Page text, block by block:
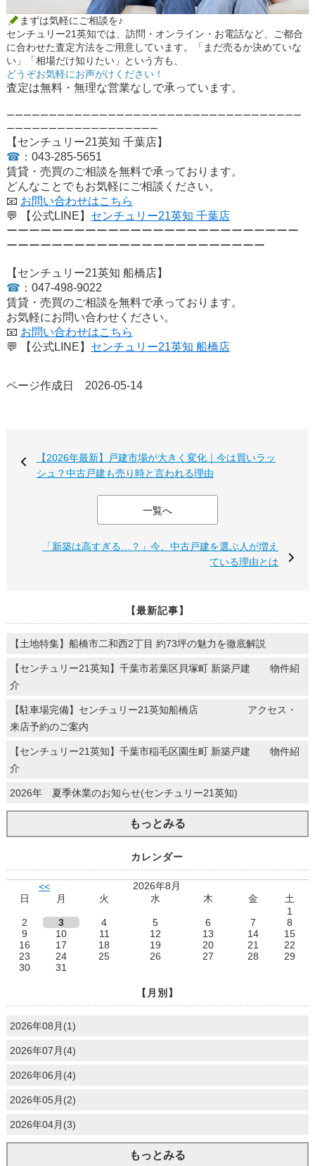
まずは気軽にご相談を♪
センチュリー21英知では、訪問・オンライン・お電話など、ご都合
に合わせた査定方法をご用意しています。「まだ売るか決めていな
い」「相場だけ知りたい」という方も、
どうぞお気軽にお声がけください！
査定は無料・無理な営業なしで承っています。
ーーーーーーーーーーーーーーーーーーーーーーーーーーーーーーーーーーー
ーーーーーーーーーーーーーーーーーー
【センチュリー21英知 千葉店】
☎ ： 043-285-5651
賃貸・売買のご相談を無料で承っております。
どんなことでもお気軽にご相談ください。
📧 お問い合わせはこちら
💬
【公式LINE】 センチュリー21英知 千葉店
ーーーーーーーーーーーーーーーーーーーーーーーーーー
ーーーーーーーーーーーーーーーーーーーーーーー
【センチュリー21英知 船橋店】
☎ ： 047-498-9022
賃貸・売買のご相談を無料で承っております。
お気軽にお問い合わせください。
📧 お問い合わせはこちら
💬
【公式LINE】 センチュリー21英知 船橋店
ページ作成日 2026-05-14
【2026年最新】戸建市場が大きく変化｜今は買いラッ
シュ？中古戸建も売り時と言われる理由
一覧へ
「新築は高すぎる…？」今、中古戸建を選ぶ人が増え
ている理由とは
【最新記事】
【土地特集】船橋市二和西2丁目 約73坪の魅力を徹底解説
【センチュリー21英知】千葉市若葉区貝塚町 新築戸建 物件紹
介
【駐車場完備】センチュリー21英知船橋店 アクセス・
来店予約のご案内
【センチュリー21英知】千葉市稲毛区園生町 新築戸建 物件紹
介
2026年 夏季休業のお知らせ(センチュリー21英知)
もっとみる
カレンダー
<<
2026年8月
日
月 火 水 木 金
土
1
2
3 4 5 6 7
8
9
10 11 12 13 14
15
16
17 18 19 20 21
22
23
24 25 26 27 28
29
30
31
【月別】
2026年08月(1)
2026年07月(4)
2026年06月(4)
2026年05月(2)
2026年04月(3)
もっとみる